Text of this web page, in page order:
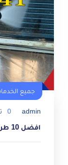
جميع
admin
0
افضل 10 طرق لتنظيف المكيف بالماء والخل